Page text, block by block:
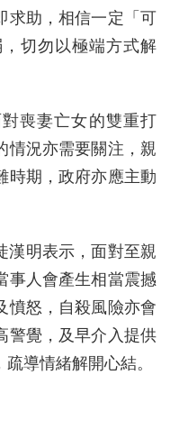
求助，相信一定「可
切勿以極端方式解
喪妻亡女的雙重打
情況亦需要關注，親
時期，政府亦應主動
漢明表示，面對至親
事人會產生相當震撼
憤怒，自殺風險亦會
警覺，及早介入提供
導情緒解開心結。